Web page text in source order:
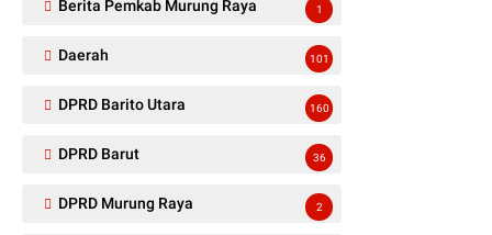
Berita Pemkab Murung Raya 1
Daerah 101
DPRD Barito Utara 160
DPRD Barut 36
DPRD Murung Raya 2